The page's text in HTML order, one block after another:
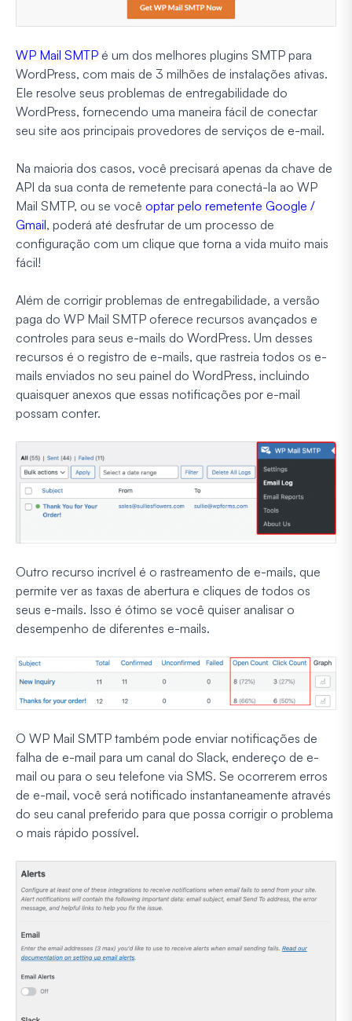
WP Mail SMTP é um dos melhores plugins SMTP para
WordPress, com mais de 3 milhões de instalações ativas.
Ele resolve seus problemas de entregabilidade do
WordPress, fornecendo uma maneira fácil de conectar
seu site aos principais provedores de serviços de e-mail.
Na maioria dos casos, você precisará apenas da chave de
API da sua conta de remetente para conectá-la ao WP
Mail SMTP, ou se você optar pelo remetente Google /
Gmail, poderá até desfrutar de um processo de
configuração com um clique que torna a vida muito mais
fácil!
Além de corrigir problemas de entregabilidade, a versão
paga do WP Mail SMTP oferece recursos avançados e
controles para seus e-mails do WordPress. Um desses
recursos é o registro de e-mails, que rastreia todos os e-
mails enviados no seu painel do WordPress, incluindo
quaisquer anexos que essas notificações por e-mail
possam conter.
Outro recurso incrível é o rastreamento de e-mails, que
permite ver as taxas de abertura e cliques de todos os
seus e-mails. Isso é ótimo se você quiser analisar o
desempenho de diferentes e-mails.
O WP Mail SMTP também pode enviar notificações de
falha de e-mail para um canal do Slack, endereço de e-
mail ou para o seu telefone via SMS. Se ocorrerem erros
de e-mail, você será notificado instantaneamente através
do seu canal preferido para que possa corrigir o problema
o mais rápido possível.